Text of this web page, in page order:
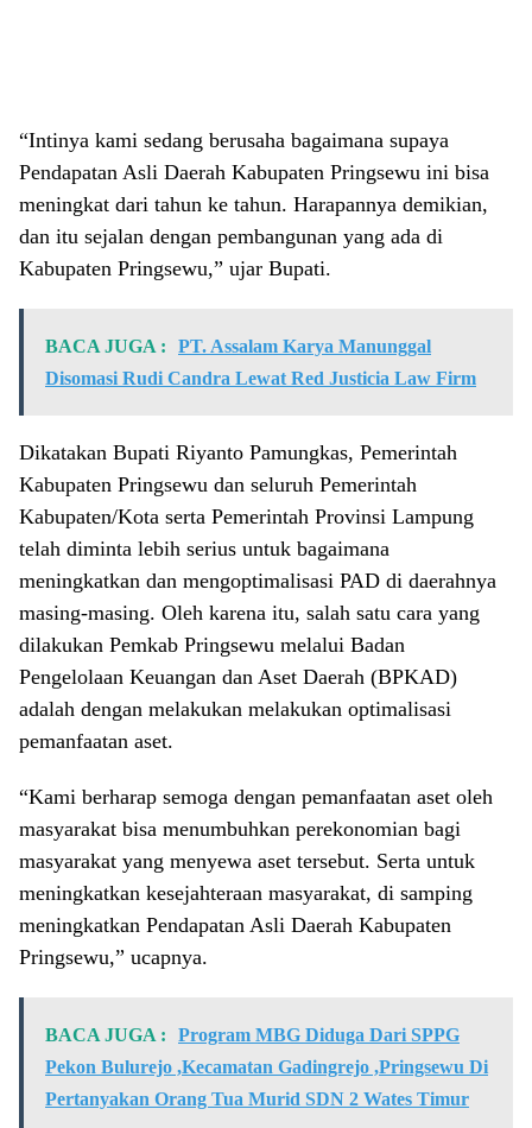
“Intinya kami sedang berusaha bagaimana supaya
Pendapatan Asli Daerah Kabupaten Pringsewu ini bisa
meningkat dari tahun ke tahun. Harapannya demikian,
dan itu sejalan dengan pembangunan yang ada di
Kabupaten Pringsewu,” ujar Bupati.
BACA JUGA :
PT. Assalam Karya Manunggal
Disomasi Rudi Candra Lewat Red Justicia Law Firm
Dikatakan Bupati Riyanto Pamungkas, Pemerintah
Kabupaten Pringsewu dan seluruh Pemerintah
Kabupaten/Kota serta Pemerintah Provinsi Lampung
telah diminta lebih serius untuk bagaimana
meningkatkan dan mengoptimalisasi PAD di daerahnya
masing-masing. Oleh karena itu, salah satu cara yang
dilakukan Pemkab Pringsewu melalui Badan
Pengelolaan Keuangan dan Aset Daerah (BPKAD)
adalah dengan melakukan melakukan optimalisasi
pemanfaatan aset.
“Kami berharap semoga dengan pemanfaatan aset oleh
masyarakat bisa menumbuhkan perekonomian bagi
masyarakat yang menyewa aset tersebut. Serta untuk
meningkatkan kesejahteraan masyarakat, di samping
meningkatkan Pendapatan Asli Daerah Kabupaten
Pringsewu,” ucapnya.
BACA JUGA :
Program MBG Diduga Dari SPPG
Pekon Bulurejo ,Kecamatan Gadingrejo ,Pringsewu Di
Pertanyakan Orang Tua Murid SDN 2 Wates Timur